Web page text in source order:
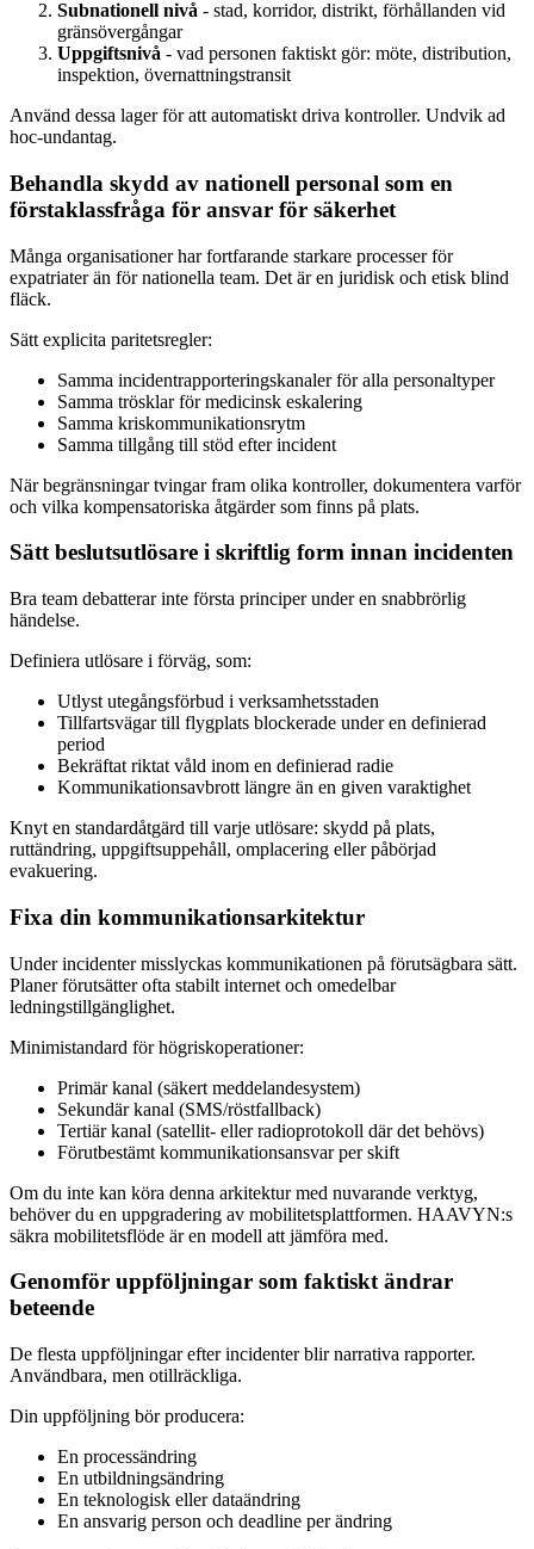
Subnationell nivå - stad, korridor, distrikt, förhållanden vid
gränsövergångar
Uppgiftsnivå - vad personen faktiskt gör: möte, distribution,
inspektion, övernattningstransit
Använd dessa lager för att automatiskt driva kontroller. Undvik ad
hoc-undantag.
Behandla skydd av nationell personal som en
förstaklassfråga för ansvar för säkerhet
Många organisationer har fortfarande starkare processer för
expatriater än för nationella team. Det är en juridisk och etisk blind
fläck.
Sätt explicita paritetsregler:
Samma incidentrapporteringskanaler för alla personaltyper
Samma trösklar för medicinsk eskalering
Samma kriskommunikationsrytm
Samma tillgång till stöd efter incident
När begränsningar tvingar fram olika kontroller, dokumentera varför
och vilka kompensatoriska åtgärder som finns på plats.
Sätt beslutsutlösare i skriftlig form innan incidenten
Bra team debatterar inte första principer under en snabbrörlig
händelse.
Definiera utlösare i förväg, som:
Utlyst utegångsförbud i verksamhetsstaden
Tillfartsvägar till flygplats blockerade under en definierad
period
Bekräftat riktat våld inom en definierad radie
Kommunikationsavbrott längre än en given varaktighet
Knyt en standardåtgärd till varje utlösare: skydd på plats,
ruttändring, uppgiftsuppehåll, omplacering eller påbörjad
evakuering.
Fixa din kommunikationsarkitektur
Under incidenter misslyckas kommunikationen på förutsägbara sätt.
Planer förutsätter ofta stabilt internet och omedelbar
ledningstillgänglighet.
Minimistandard för högriskoperationer:
Primär kanal (säkert meddelandesystem)
Sekundär kanal (SMS/röstfallback)
Tertiär kanal (satellit- eller radioprotokoll där det behövs)
Förutbestämt kommunikationsansvar per skift
Om du inte kan köra denna arkitektur med nuvarande verktyg,
behöver du en uppgradering av mobilitetsplattformen. HAAVYN:s
säkra mobilitetsflöde är en modell att jämföra med.
Genomför uppföljningar som faktiskt ändrar
beteende
De flesta uppföljningar efter incidenter blir narrativa rapporter.
Användbara, men otillräckliga.
Din uppföljning bör producera:
En processändring
En utbildningsändring
En teknologisk eller dataändring
En ansvarig person och deadline per ändring